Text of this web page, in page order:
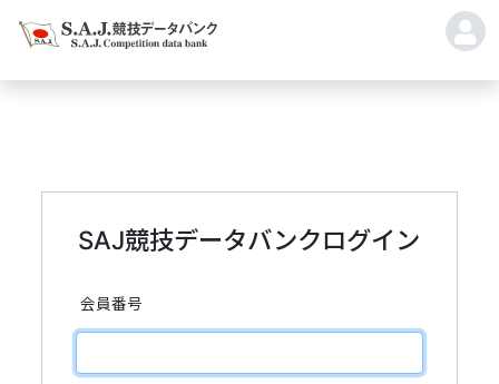
SAJ競技データバンクログイン
会員番号